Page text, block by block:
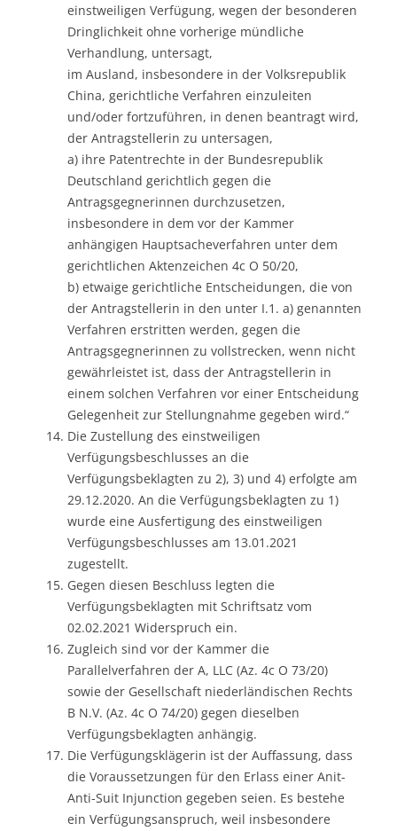
einstweiligen Verfügung, wegen der besonderen
Dringlichkeit ohne vorherige mündliche
Verhandlung, untersagt,
im Ausland, insbesondere in der Volksrepublik
China, gerichtliche Verfahren einzuleiten
und/oder fortzuführen, in denen beantragt wird,
der Antragstellerin zu untersagen,
a) ihre Patentrechte in der Bundesrepublik
Deutschland gerichtlich gegen die
Antragsgegnerinnen durchzusetzen,
insbesondere in dem vor der Kammer
anhängigen Hauptsacheverfahren unter dem
gerichtlichen Aktenzeichen 4c O 50/20,
b) etwaige gerichtliche Entscheidungen, die von
der Antragstellerin in den unter I.1. a) genannten
Verfahren erstritten werden, gegen die
Antragsgegnerinnen zu vollstrecken, wenn nicht
gewährleistet ist, dass der Antragstellerin in
einem solchen Verfahren vor einer Entscheidung
Gelegenheit zur Stellungnahme gegeben wird.“
Die Zustellung des einstweiligen
Verfügungsbeschlusses an die
Verfügungsbeklagten zu 2), 3) und 4) erfolgte am
29.12.2020. An die Verfügungsbeklagten zu 1)
wurde eine Ausfertigung des einstweiligen
Verfügungsbeschlusses am 13.01.2021
zugestellt.
Gegen diesen Beschluss legten die
Verfügungsbeklagten mit Schriftsatz vom
02.02.2021 Widerspruch ein.
Zugleich sind vor der Kammer die
Parallelverfahren der A, LLC (Az. 4c O 73/20)
sowie der Gesellschaft niederländischen Rechts
B N.V. (Az. 4c O 74/20) gegen dieselben
Verfügungsbeklagten anhängig.
Die Verfügungsklägerin ist der Auffassung, dass
die Voraussetzungen für den Erlass einer Anit-
Anti-Suit Injunction gegeben seien. Es bestehe
ein Verfügungsanspruch, weil insbesondere